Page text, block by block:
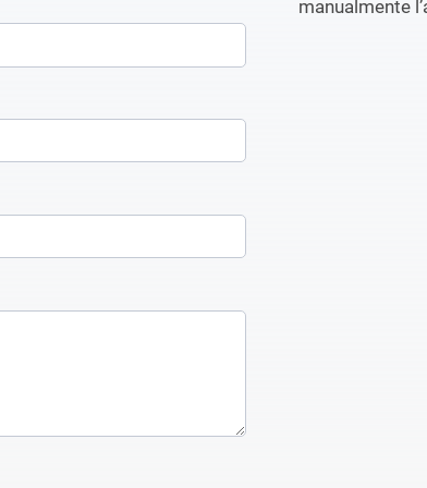
manualmente